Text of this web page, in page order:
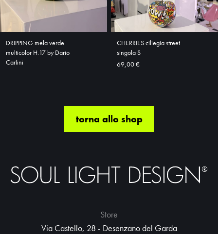
DRIPPING mela verde
multicolor H.17 by Dario
Carlini
CHERRIES ciliegia street
singola S
69,00 €
torna allo shop
Store
Via Castello, 28 - Desenzano del Garda